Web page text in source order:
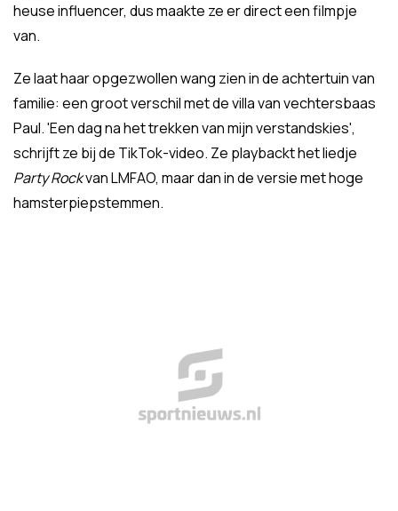
heuse influencer, dus maakte ze er direct een filmpje
van.
Ze laat haar opgezwollen wang zien in de achtertuin van
familie: een groot verschil met de villa van vechtersbaas
Paul. 'Een dag na het trekken van mijn verstandskies',
schrijft ze bij de TikTok-video. Ze playbackt het liedje
Party Rockvan LMFAO, maar dan in de versie met hoge
hamsterpiepstemmen.